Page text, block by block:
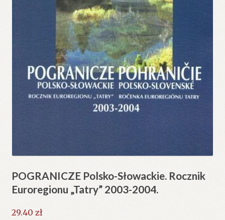
POGRANICZE Polsko-Słowackie. Rocznik
Euroregionu „Tatry” 2003-2004.
29.40 zł